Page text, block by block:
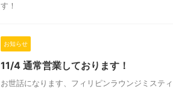
す！
お知らせ
11/4 通常営業しております！
お世話になります、フィリピンラウンジミステ